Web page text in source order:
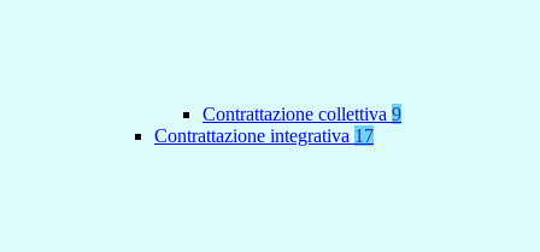
Contrattazione collettiva 9
Contrattazione integrativa 17